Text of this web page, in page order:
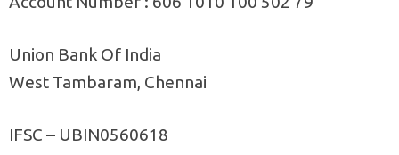
Union Bank Of India
West Tambaram, Chennai
IFSC – UBIN0560618